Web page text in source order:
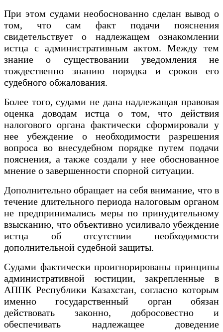
При этом судами необоснованно сделан вывод о
том, что сам факт подачи пояснения
свидетельствует о надлежащем ознакомлении
истца с административным актом. Между тем
знание о существовании уведомления не
тождественно знанию порядка и сроков его
судебного обжалования.
Более того, судами не дана надлежащая правовая
оценка доводам истца о том, что действия
налогового органа фактически сформировали у
нее убеждение о необходимости разрешения
вопроса во внесудебном порядке путем подачи
пояснения, а также создали у нее обоснованное
мнение о завершенности спорной ситуации.
Дополнительно обращает на себя внимание, что в
течение длительного периода налоговым органом
не предпринимались меры по принудительному
взысканию, что объективно усиливало убеждение
истца об отсутствии необходимости
дополнительной судебной защиты.
Судами фактически проигнорированы принципы
административной юстиции, закрепленные в
АППК Республики Казахстан, согласно которым
именно государственный орган обязан
действовать законно, добросовестно и
обеспечивать надлежащее доведение